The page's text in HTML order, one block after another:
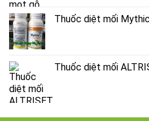
Thuốc diệt mối
Thuốc diệt mối